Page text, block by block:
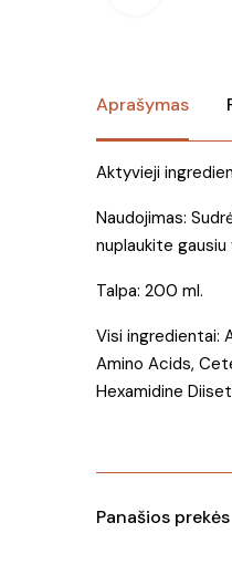
Aprašymas
Aktyvieji
Naudojimas:
nuplaukite
Talpa: 200 ml.
Visi ingredientai:
Amino Acids,
Hexamidine
Panašios prekės